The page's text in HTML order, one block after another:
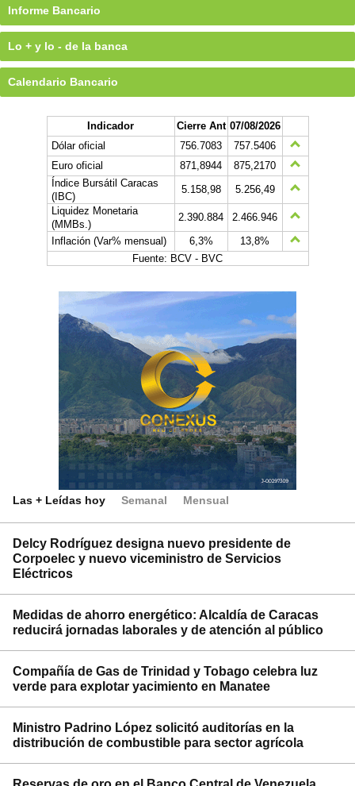
Informe Bancario
Lo + y lo - de la banca
Calendario Bancario
Indicador Cierre Ant 07/08/2026
Dólar oficial
756.7083
757.5406
Euro oficial
871,8944
875,2170
Índice Bursátil Caracas
(IBC)
5.158,98
5.256,49
Liquidez Monetaria
(MMBs.)
2.390.884
2.466.946
Inflación (Var% mensual)
6,3%
13,8%
Fuente: BCV - BVC
Las + Leídas hoy Semanal Mensual
Delcy Rodríguez designa nuevo presidente de
Corpoelec y nuevo viceministro de Servicios
Eléctricos
Medidas de ahorro energético: Alcaldía de Caracas
reducirá jornadas laborales y de atención al público
Compañía de Gas de Trinidad y Tobago celebra luz
verde para explotar yacimiento en Manatee
Ministro Padrino López solicitó auditorías en la
distribución de combustible para sector agrícola